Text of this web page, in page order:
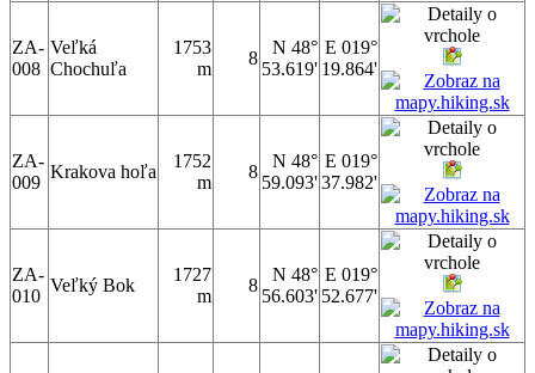
ZA-
008
Veľká
Chochuľa
1753
m
8
N 48°
53.619'
E 019°
19.864'
ZA-
009
Krakova hoľa
1752
m
8
N 48°
59.093'
E 019°
37.982'
ZA-
010
Veľký Bok
1727
m
8
N 48°
56.603'
E 019°
52.677'